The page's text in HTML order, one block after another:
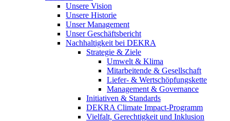
Unsere Vision
Unsere Historie
Unser Management
Unser Geschäftsbericht
Nachhaltigkeit bei DEKRA
Strategie & Ziele
Umwelt & Klima
Mitarbeitende & Gesellschaft
Liefer- & Wertschöpfungskette
Management & Governance
Initiativen & Standards
DEKRA Climate Impact-Programm
Vielfalt, Gerechtigkeit und Inklusion​